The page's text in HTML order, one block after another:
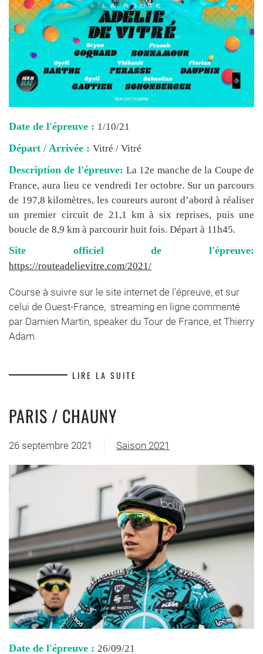
Date de l'épreuve : 1/10/21
Départ / Arrivée : Vitré / Vitré
Description de l'épreuve: La 12e manche de la Coupe de
France, aura lieu ce vendredi 1er octobre. Sur un parcours
de 197,8 kilomètres, les coureurs auront d’abord à réaliser
un premier circuit de 21,1 km à six reprises, puis une
boucle de 8,9 km à parcourir huit fois. Départ à 11h45.
Site officiel de l'épreuve:
https://routeadelievitre.com/2021/
Course à suivre sur le site internet de l'épreuve, et sur
celui de Ouest-France, streaming en ligne commenté
par Damien Martin, speaker du Tour de France, et Thierry
Adam.
LIRE LA SUITE
PARIS / CHAUNY
26 septembre 2021 Saison 2021
Date de l'épreuve : 26/09/21